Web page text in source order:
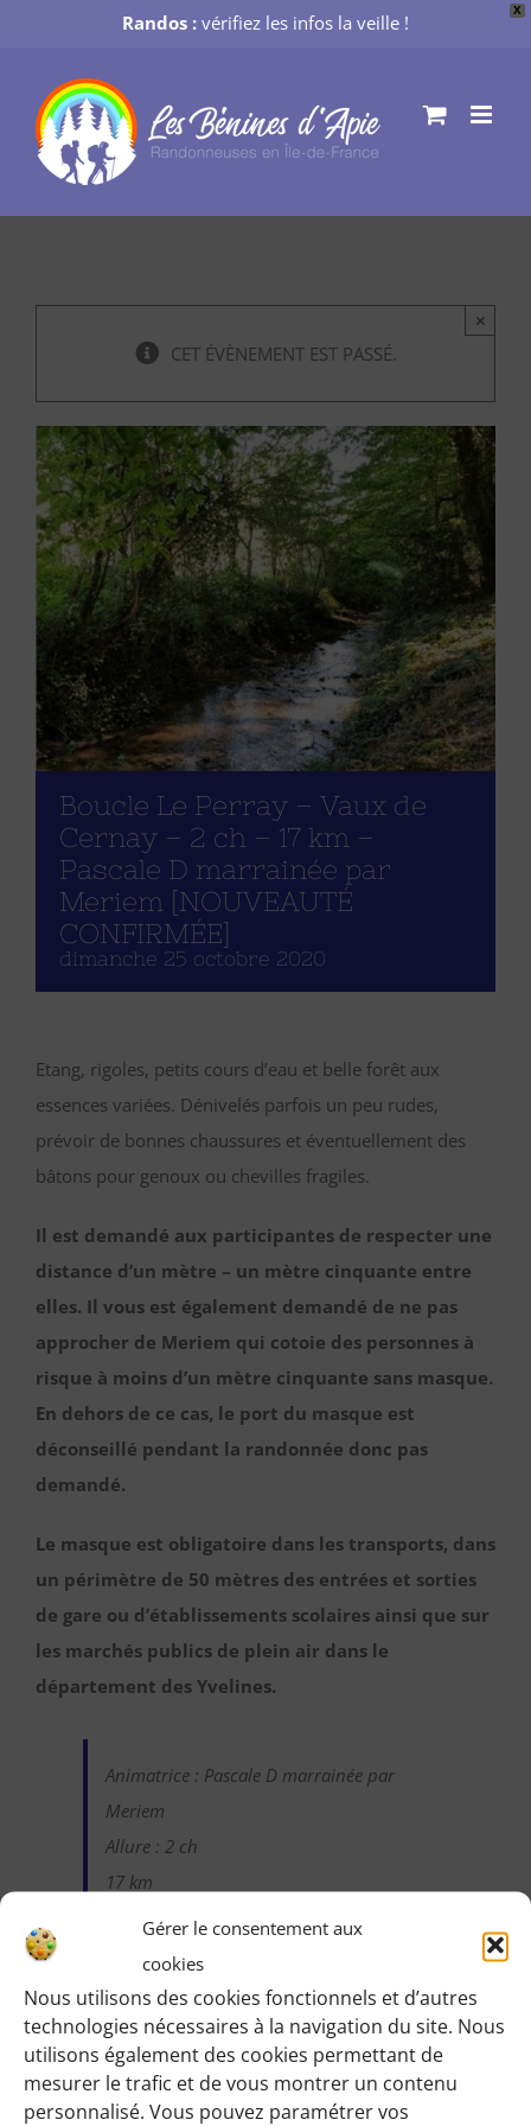
X
Randos : vérifiez les infos la veille !
Gérer le consentement aux
cookies
Nous utilisons des cookies fonctionnels et d’autres
technologies nécessaires à la navigation du site. Nous
utilisons également des cookies permettant de
mesurer le trafic et de vous montrer un contenu
personnalisé. Vous pouvez paramétrer vos
contenu
CET ÉVÈNEMENT EST PASSÉ.
×
Boucle Le Perray – Vaux de
Cernay – 2 ch – 17 km –
Pascale D marrainée par
Meriem [NOUVEAUTÉ
CONFIRMÉE]
dimanche 25 octobre 2020
Etang, rigoles, petits cours d’eau et belle forêt aux
essences variées. Dénivelés parfois un peu rudes,
prévoir de bonnes chaussures et éventuellement des
bâtons pour genoux ou chevilles fragiles.
Il est demandé aux participantes de respecter une
distance d’un mètre – un mètre cinquante entre
elles. Il vous est également demandé de ne pas
approcher de Meriem qui cotoie des personnes à
risque à moins d’un mètre cinquante sans masque.
En dehors de ce cas, le port du masque est
déconseillé pendant la randonnée donc pas
demandé.
Le masque est obligatoire dans les transports, dans
un périmètre de 50 mètres des entrées et sorties
de gare ou d’établissements scolaires ainsi que sur
les marchés publics de plein air dans le
département des Yvelines.
Animatrice : Pascale D marrainée par
Meriem
Allure : 2 ch
17 km
Identifiez-vous pour voir les détails de cette
randonnée:
Une fois identifiée en tant qu’adhérente, vous pourrez